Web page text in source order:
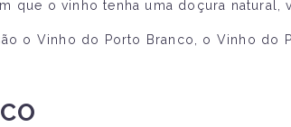
que o vinho tenha uma doçura
o Vinho do Porto Branco, o Vinho do